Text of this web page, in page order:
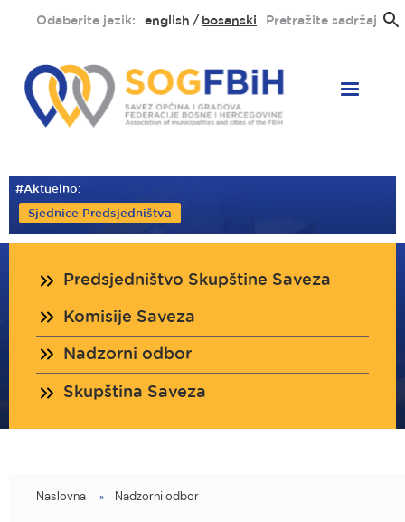
sadržaj
Odaberite jezik: english bosanski Pretražite sadržaj
#Aktuelno:
Sjednice Predsjedništva
savezaPredsjedništvo Skupštine Saveza
Komisije Saveza
Nadzorni odbor
Skupština Saveza
You
Naslovna Nadzorni odbor